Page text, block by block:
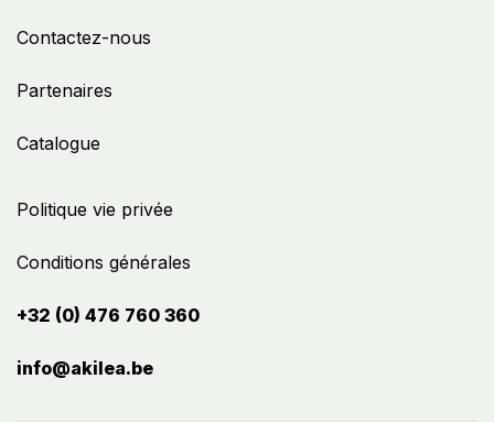
Politique vie privée
Conditions générales
+32 (0) 476 760 360
info@akilea.be​
Contactez-nous
Partenaires
Catalogue